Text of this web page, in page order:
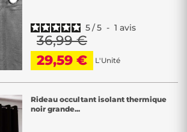
5/5 - 1 avis
36,99 €
29,59 €
L'Unité
Rideau occultant isolant thermique
noir grande...